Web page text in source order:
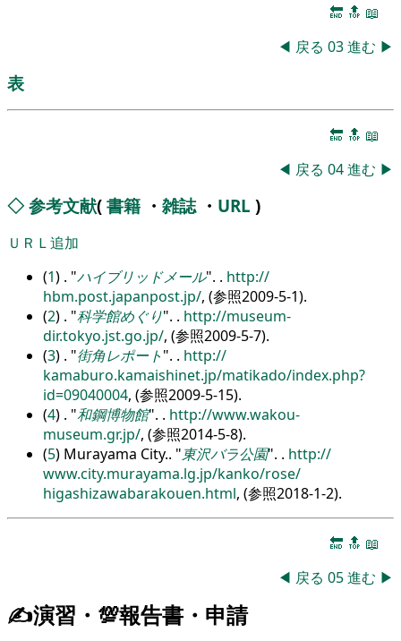
🔚 🔝 📖
◀ 戻る 03進む ▶
表
🔚 🔝 📖
◀ 戻る 04進む ▶
◇ 参考文献( 書籍 ・ 雑誌・ URL )
ＵＲＬ追加
(1) . ハイブリッドメール . . http://
hbm.post.japanpost.jp/, (参照2009-5-1).
(2) . 科学館めぐり . . http://museum-
dir.tokyo.jst.go.jp/, (参照2009-5-7).
(3) . 街角レポート . . http://
kamaburo.kamaishinet.jp/matikado/index.php?
id=09040004, (参照2009-5-15).
(4) . 和鋼博物館 . . http://www.wakou-
museum.gr.jp/, (参照2014-5-8).
(5) Murayama City.. 東沢バラ公園 . . http://
www.city.murayama.lg.jp/kanko/rose/
higashizawabarakouen.html, (参照2018-1-2).
🔚 🔝 📖
◀ 戻る 05進む ▶
✍演習・💯報告書・申請